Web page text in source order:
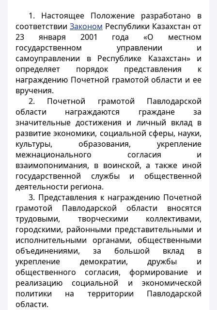
1. Настоящее Положение разработано в
соответствии Законом Республики Казахстан от
23 января 2001 года «О местном
государственном управлении и
самоуправлении в Республике Казахстан» и
определяет порядок представления к
награждению Почетной грамотой области и ее
вручения.
2. Почетной грамотой Павлодарской
области награждаются граждане за
значительные достижения и личный вклад в
развитие экономики, социальной сферы, науки,
культуры, образования, укрепление
межнационального согласия и
взаимопонимания, в воинской, а также иной
государственной службы и общественной
деятельности региона.
3. Представления к награждению Почетной
грамотой Павлодарской области вносятся
трудовыми, творческими коллективами,
городскими, районными представительными и
исполнительными органами, общественными
объединениями, за большой вклад в
укрепление демократии, дружбы и
общественного согласия, формирование и
реализацию социальной и экономической
политики на территории Павлодарской
области.